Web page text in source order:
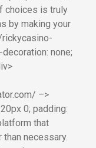
choices is truly
by making your
none;
–>
0; padding:
that
necessary.